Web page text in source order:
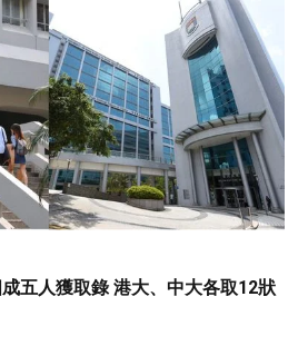
五人獲取錄 港大、中大各取12狀